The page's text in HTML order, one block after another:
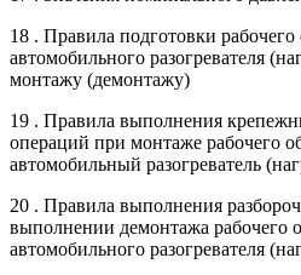
18 . Правила подготовки рабочего
автомобильного разогревателя
монтажу (демонтажу)
19 . Правила выполнения
операций при монтаже рабочего
автомобильный разогреватель
20 . Правила выполнения
выполнении демонтажа рабочего
автомобильного разогревателя